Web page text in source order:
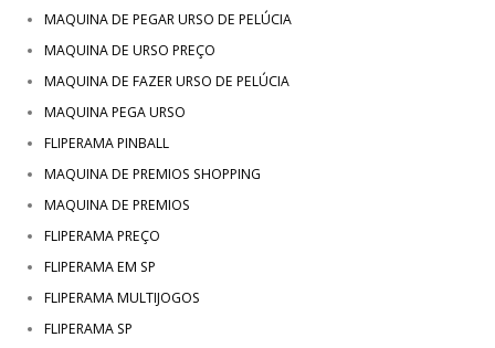
MAQUINA DE PEGAR URSO DE PELÚCIA
MAQUINA DE URSO PREÇO
MAQUINA DE FAZER URSO DE PELÚCIA
MAQUINA PEGA URSO
FLIPERAMA PINBALL
MAQUINA DE PREMIOS SHOPPING
MAQUINA DE PREMIOS
FLIPERAMA PREÇO
FLIPERAMA EM SP
FLIPERAMA MULTIJOGOS
FLIPERAMA SP